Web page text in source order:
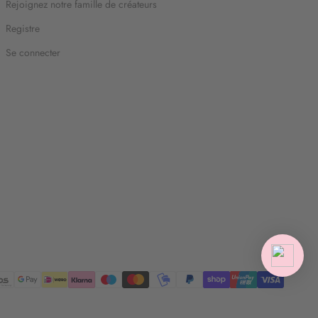
Rejoignez notre famille de créateurs
Registre
Se connecter